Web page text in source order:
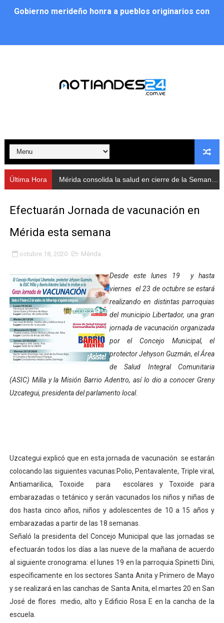
Gobierno merideño honra a pueblos originarios con
Jornada social benefició a 250 familias en Los
Plan de alumbrado público sustituye progresivamente
Cuerpos de Seguridad activaron operativos nocturnos
​Gobierno Bolivariano avanza en la instalación de
Gobernación de Mérida despliega plan de atención
Alcaldía de Libertador impulsa el Plan Ofensiva
Cidata y el Observatorio Astronómico Nacional de
Concejo Municipal de Zea celebra distinción de
CIEPROL-ULA distingue al municipio Zea como
Plan Quirúrgico Regional llega a Pueblo Llano con la
Iaanem graduó a bebés de Mérida en jornada de
Iahula pone en marcha protocolo de triaje psicosocial
Arranca en Rivas Dávila el Plan de Renovación de
Fundacite culmina primera etapa de su Plan Vacacional
Nevado Gas optimiza servicio residencial en la
Balance semestral impulsa inclusión y atención a
Plan Vacacional Comunitario “Ríe 2026” recorre las
Poder Popular en Mérida inauguró comedores
Última Hora Mérida consolida la salud en cierre de la Semana de la Lactancia Materna
Efectuarán Jornada de vacunación en
Mérida esta semana
octubre 18, 2020 Mérida
Desde este lunes 19 y hasta
viernes el 23 de octubre se estará
realizando en distintas parroquias
del municipio Libertador, una gran
jornada de vacunación organizada
por el Concejo Municipal, el
protector Jehyson Guzmán, el Área
de Salud Integral Comunitaria
(ASIC) Milla y la Misión Barrio Adentro, así lo dio a conocer Greny
Uzcategui, presidenta del parlamento local.
Uzcategui explicó que en esta jornada de vacunación se estarán
colocando las siguientes vacunas:Polio, Pentavalente, Triple viral,
Antiamarilica, Toxoide para escolares y Toxoide para
embarazadas o tetánico y serán vacunados los niños y niñas de
dos hasta cinco años, niños y adolescentes de 10 a 15 años y
embarazadas a partir de las 18 semanas.
Señaló la presidenta del Concejo Municipal que las jornadas se
efectuarán todos los días a las nueve de la mañana de acuerdo
al siguiente cronograma: el lunes 19 en la parroquia Spinetti Dini,
específicamente en los sectores Santa Anita y Primero de Mayo
y se realizará en las canchas de Santa Anita, el martes 20 en San
José de flores medio, alto y Edificio Rosa E en la cancha de la
escuela.